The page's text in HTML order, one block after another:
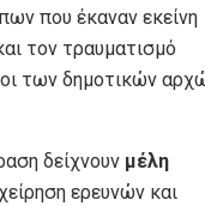
που έκαναν εκείνη
τον τραυματισμό
των δημοτικών
δείχνουν μέλη
ερευνών και